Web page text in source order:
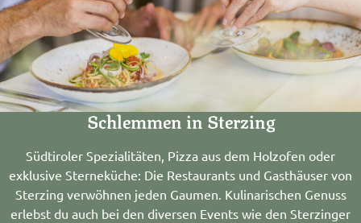
Schlemmen in Sterzing
Südtiroler Spezialitäten, Pizza aus dem Holzofen oder
exklusive Sterneküche: Die Restaurants und Gasthäuser von
Sterzing verwöhnen jeden Gaumen. Kulinarischen Genuss
erlebst du auch bei den diversen Events wie den Sterzinger